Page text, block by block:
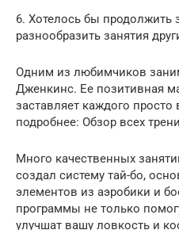
6. Хотелось бы продолжить
разнообразить занятия
Одним из любимчиков
Дженкинс. Ее позитивная
заставляет каждого
подробнее: Обзор всех
Много качественных
создал систему тай-бо,
элементов из аэробики и
программы не только
улучшат вашу ловкость и